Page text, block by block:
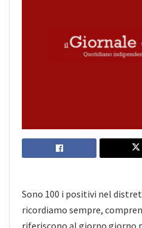
Sono 100 i positivi nel
ricordiamo sempre,
riferiscono al giorno giorno